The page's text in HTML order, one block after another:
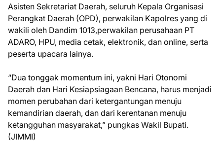
Asisten Sekretariat Daerah, seluruh Kepala Organisasi
Perangkat Daerah (OPD), perwakilan Kapolres yang di
wakili oleh Dandim 1013,perwakilan perusahaan PT
ADARO, HPU, media cetak, elektronik, dan online, serta
peserta upacara lainya.
“Dua tonggak momentum ini, yakni Hari Otonomi
Daerah dan Hari Kesiapsiagaan Bencana, harus menjadi
momen perubahan dari ketergantungan menuju
kemandirian daerah, dan dari kerentanan menuju
ketangguhan masyarakat,” pungkas Wakil Bupati.
(JIMMI)